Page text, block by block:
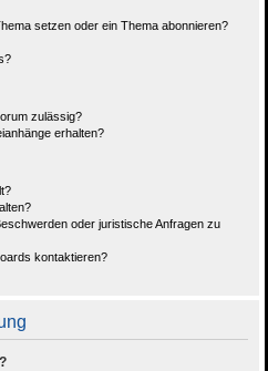
setzen oder ein Thema abonnieren?
zulässig?
erhalten?
oder juristische Anfragen zu
kontaktieren?